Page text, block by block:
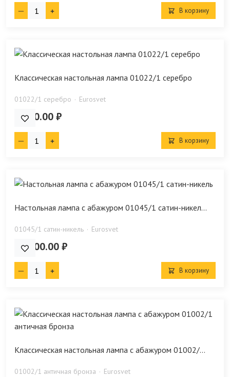
В корзину
Классическая настольная лампа 01022/1 серебро
01022/1 серебро Eurosvet
9 700.00 ₽
В корзину
Настольная лампа с абажуром 01045/1 сатин-никел...
01045/1 сатин-никель Eurosvet
16 700.00 ₽
В корзину
Классическая настольная лампа с абажуром 01002/...
01002/1 античная бронза Eurosvet